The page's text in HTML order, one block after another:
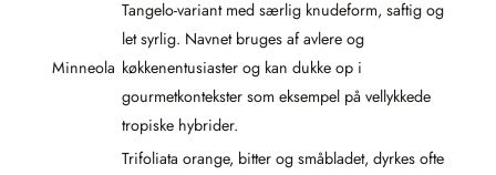
Minneola
Tangelo-variant med særlig knudeform, saftig og
let syrlig. Navnet bruges af avlere og
køkkenentusiaster og kan dukke op i
gourmetkontekster som eksempel på vellykkede
tropiske hybrider.
Trifoliata orange, bitter og småbladet, dyrkes ofte